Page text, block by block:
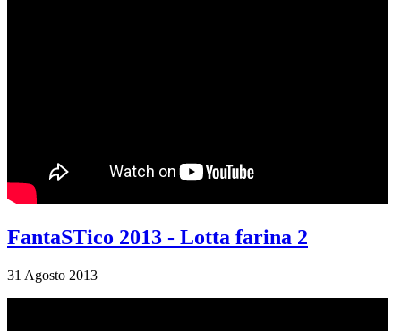
FantaSTico 2013 - Lotta farina 2
31 Agosto 2013